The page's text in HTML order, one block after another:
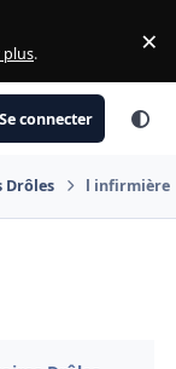
plus. ×
Se connecter
Drôles l infirmière